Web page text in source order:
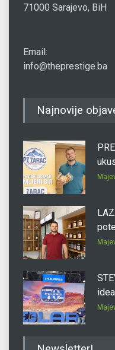
71000 Sarajevo, BiH
Email:
info@theprestige.ba
Najnovije